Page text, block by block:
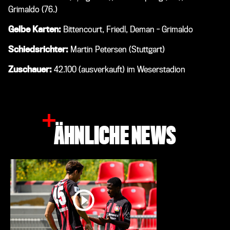
Grimaldo (76.)
Gelbe Karten: Bittencourt, Friedl, Deman - Grimaldo
Schiedsrichter: Martin Petersen (Stuttgart)
Zuschauer: 42.100 (ausverkauft) im Weserstadion
ÄHNLICHE NEWS